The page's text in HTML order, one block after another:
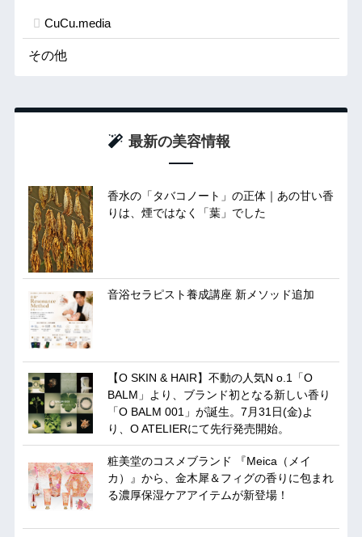
CuCu.media
その他
最新の美容情報
香水の「タバコノート」の正体｜あの甘い香
りは、煙ではなく「葉」でした
音浴セラピスト養成講座 新メソッド追加
【O SKIN & HAIR】不動の人気N o.1「O
BALM」より、ブランド初となる新しい香り
「O BALM 001」が誕生。7月31日(金)よ
り、O ATELIERにて先行発売開始。
粧美堂のコスメブランド 『Meica（メイ
カ）』から、金木犀＆フィグの香りに包まれ
る濃厚保湿ケアアイテムが新登場！